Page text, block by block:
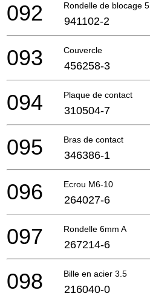
Rondelle de blocage 5
092 941102-2
Couvercle
093 456258-3
Plaque de contact
094 310504-7
Bras de contact
095 346386-1
Ecrou M6-10
096 264027-6
Rondelle 6mm A
097 267214-6
Bille en acier 3.5
098 216040-0